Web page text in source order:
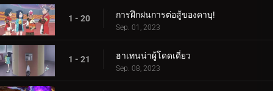
1 - 20 การฝึกฝนการต่อสู้ของคาบุ!
Sep. 01, 2023
1 - 21 ฮาเทนน่าผู้โดดเดี่ยว
Sep. 08, 2023